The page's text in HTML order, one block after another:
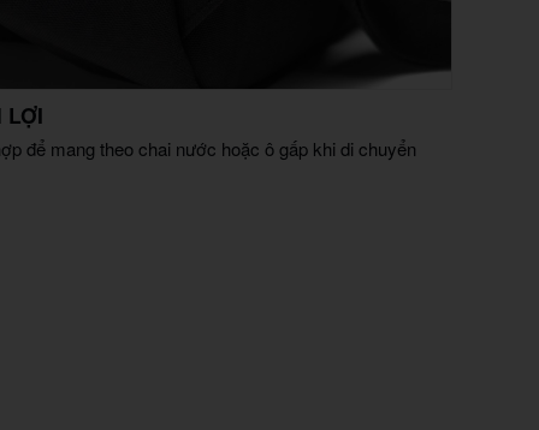
LỢI
để mang theo chai nước hoặc ô gấp khi di chuyển